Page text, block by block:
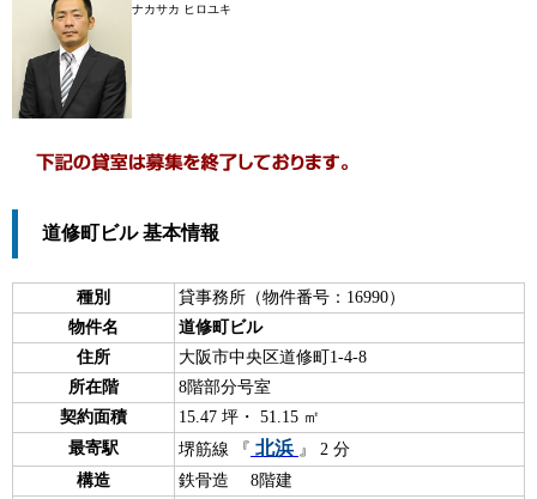
ナカサカ ヒロユキ
道修町ビル 基本情報
種別
貸事務所（物件番号：16990）
物件名
道修町ビル
住所
大阪市中央区道修町1-4-8
所在階
8階部分号室
契約面積
15.47 坪・ 51.15 ㎡
最寄駅
堺筋線 『 北浜 』 2 分
構造
鉄骨造 8階建